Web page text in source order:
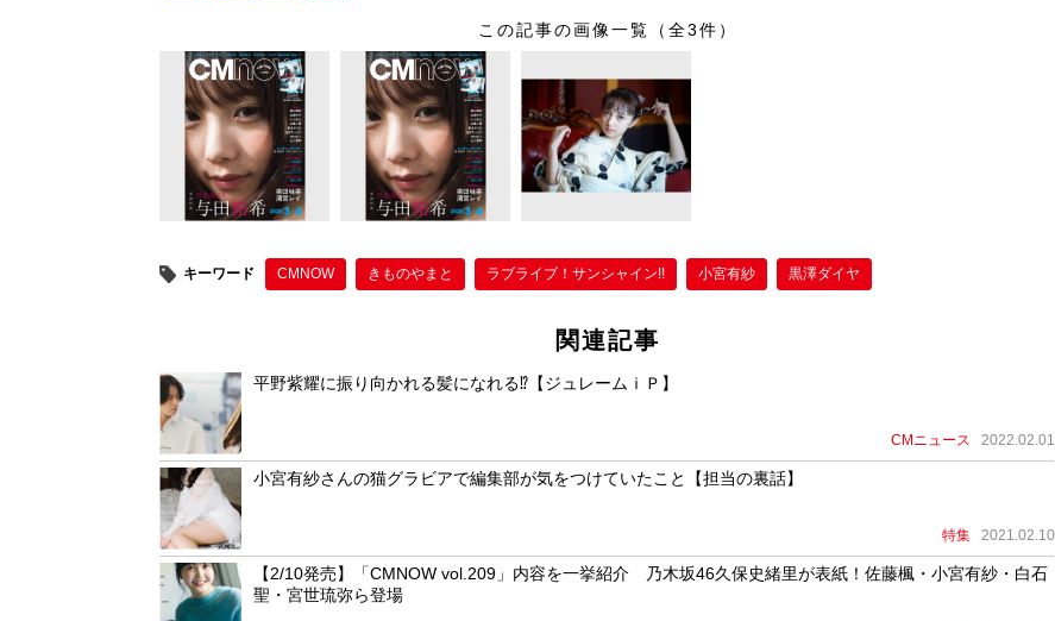
tt
er
c
e
b
o
o
e
er
e
st
この記事の画像一覧（全3件）
キーワード CMNOW きものやまと ラブライブ！サンシャイン!! 小宮有紗 黒澤ダイヤ
関連記事
平野紫耀に振り向かれる髪になれる⁉【ジュレームｉＰ】
CMニュース 2022.02.01
小宮有紗さんの猫グラビアで編集部が気をつけていたこと【担当の裏話】
特集 2021.02.10
【2/10発売】「CMNOW vol.209」内容を一挙紹介 乃木坂46久保史緒里が表紙！佐藤楓・小宮有紗・白石
聖・宮世琉弥ら登場